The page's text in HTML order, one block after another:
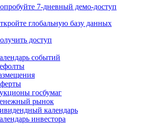
7-дневный демо-доступ
глобальную базу данных
доступ
событий
госбумаг
рынок
календарь
инвестора